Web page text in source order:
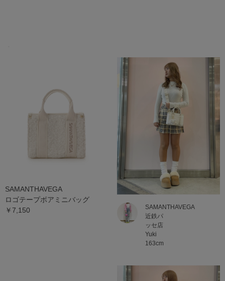
SAMANTHAVEGA
ロゴテープボアミニバッグ
￥7,150
SAMANTHAVEGA
近鉄パ
ッセ店
Yuki
163cm